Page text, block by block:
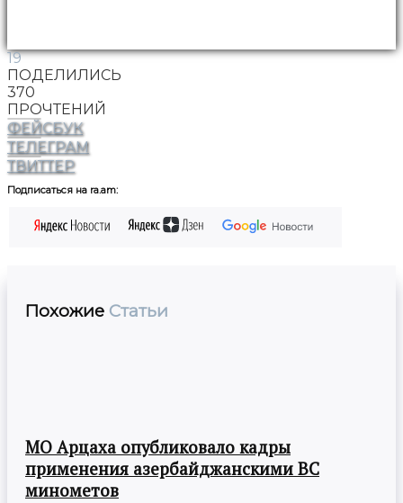
19
ПОДЕЛИЛИСЬ
370
ПРОЧТЕНИЙ
ФЕЙСБУК
ТЕЛЕГРАМ
ТВИТТЕР
Подписаться на ra.am:
Похожие Статьи
МО Арцаха опубликовало кадры
применения азербайджанскими ВС
минометов